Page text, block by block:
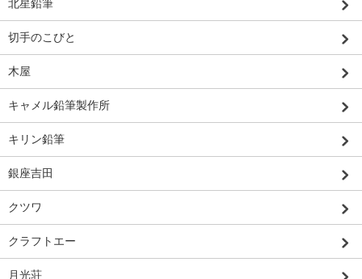
北星鉛筆
切手のこびと
木屋
キャメル鉛筆製作所
キリン鉛筆
銀座吉田
クツワ
クラフトエー
月光荘